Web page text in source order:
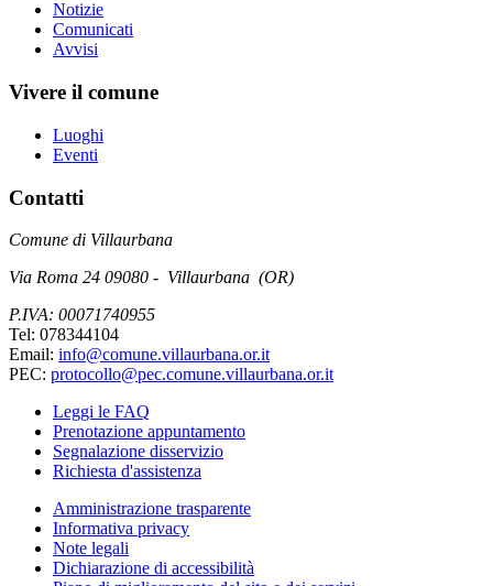
Notizie
Comunicati
Avvisi
Vivere il comune
Luoghi
Eventi
Contatti
Comune di Villaurbana
Via Roma 24 09080 - Villaurbana (OR)
P.IVA: 00071740955
Tel: 078344104
Email: info@comune.villaurbana.or.it
PEC: protocollo@pec.comune.villaurbana.or.it
Leggi le FAQ
Prenotazione appuntamento
Segnalazione disservizio
Richiesta d'assistenza
Amministrazione trasparente
Informativa privacy
Note legali
Dichiarazione di accessibilità